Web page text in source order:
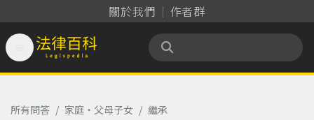
關於我們 作者群
法律百科 Legispedia
所有問答 / 家庭‧父母子女 / 繼承